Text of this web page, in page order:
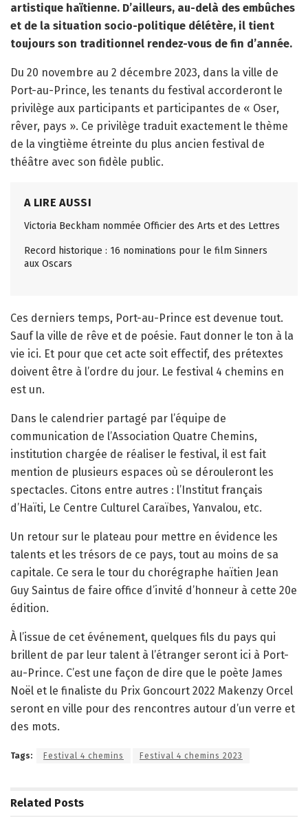
artistique haïtienne. D’ailleurs, au-delà des embûches
et de la situation socio-politique délétère, il tient
toujours son traditionnel rendez-vous de fin d’année.
Du 20 novembre au 2 décembre 2023, dans la ville de
Port-au-Prince, les tenants du festival accorderont le
privilège aux participants et participantes de « Oser,
rêver, pays ». Ce privilège traduit exactement le thème
de la vingtième étreinte du plus ancien festival de
théâtre avec son fidèle public.
A LIRE AUSSI
Victoria Beckham nommée Officier des Arts et des Lettres
Record historique : 16 nominations pour le film Sinners
aux Oscars
Ces derniers temps, Port-au-Prince est devenue tout.
Sauf la ville de rêve et de poésie. Faut donner le ton à la
vie ici. Et pour que cet acte soit effectif, des prétextes
doivent être à l’ordre du jour. Le festival 4 chemins en
est un.
Dans le calendrier partagé par l’équipe de
communication de l’Association Quatre Chemins,
institution chargée de réaliser le festival, il est fait
mention de plusieurs espaces où se dérouleront les
spectacles. Citons entre autres : l’Institut français
d’Haïti, Le Centre Culturel Caraïbes, Yanvalou, etc.
Un retour sur le plateau pour mettre en évidence les
talents et les trésors de ce pays, tout au moins de sa
capitale. Ce sera le tour du chorégraphe haïtien Jean
Guy Saintus de faire office d’invité d’honneur à cette 20e
édition.
À l’issue de cet événement, quelques fils du pays qui
brillent de par leur talent à l’étranger seront ici à Port-
au-Prince. C’est une façon de dire que le poète James
Noël et le finaliste du Prix Goncourt 2022 Makenzy Orcel
seront en ville pour des rencontres autour d’un verre et
des mots.
Tags: Festival 4 chemins Festival 4 chemins 2023
Related Posts